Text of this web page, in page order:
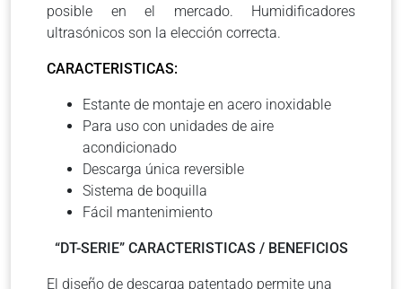
posible en el mercado. Humidificadores
ultrasónicos son la elección correcta.
CARACTERISTICAS:
Estante de montaje en acero inoxidable
Para uso con unidades de aire
acondicionado
Descarga única reversible
Sistema de boquilla
Fácil mantenimiento
“DT-SERIE” CARACTERISTICAS / BENEFICIOS
El diseño de descarga patentado permite una